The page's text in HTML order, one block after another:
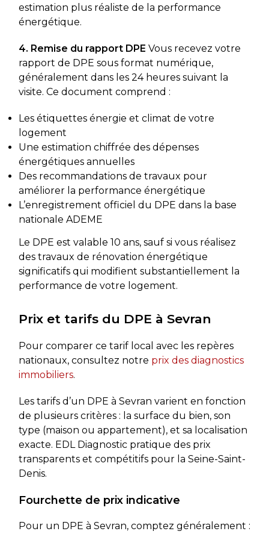
estimation plus réaliste de la performance
énergétique.
4. Remise du rapport DPE Vous recevez votre
rapport de DPE sous format numérique,
généralement dans les 24 heures suivant la
visite. Ce document comprend :
Les étiquettes énergie et climat de votre
logement
Une estimation chiffrée des dépenses
énergétiques annuelles
Des recommandations de travaux pour
améliorer la performance énergétique
L’enregistrement officiel du DPE dans la base
nationale ADEME
Le DPE est valable 10 ans, sauf si vous réalisez
des travaux de rénovation énergétique
significatifs qui modifient substantiellement la
performance de votre logement.
Prix et tarifs du DPE à Sevran
Pour comparer ce tarif local avec les repères
nationaux, consultez notre prix des diagnostics
immobiliers.
Les tarifs d’un DPE à Sevran varient en fonction
de plusieurs critères : la surface du bien, son
type (maison ou appartement), et sa localisation
exacte. EDL Diagnostic pratique des prix
transparents et compétitifs pour la Seine-Saint-
Denis.
Fourchette de prix indicative
Pour un DPE à Sevran, comptez généralement :